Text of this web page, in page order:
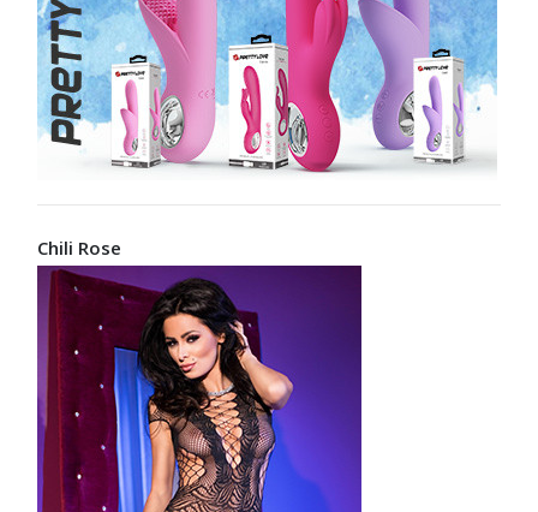
Chili Rose